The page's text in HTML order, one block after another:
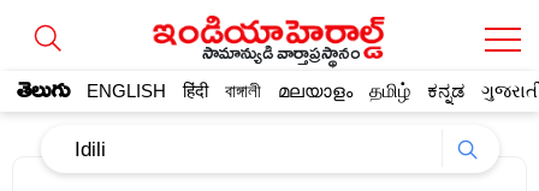
సామాన్యుడి వార్తాప్రస్థానం
తెలుగు ENGLISH हिंदी বাঙ্গালী മലയാളം தமிழ் ಕನ್ನಡ